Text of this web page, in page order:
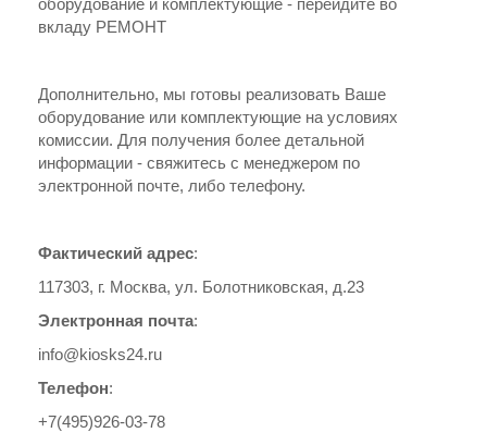
оборудование и комплектующие - перейдите во
вкладу РЕМОНТ
Дополнительно, мы готовы реализовать Ваше
оборудование или комплектующие на условиях
комиссии. Для получения более детальной
информации - свяжитесь с менеджером по
электронной почте, либо телефону.
Фактический адрес:
117303, г. Москва, ул. Болотниковская, д.23
Электронная почта:
info@kiosks24.ru
Телефон:
+7(495)926-03-78